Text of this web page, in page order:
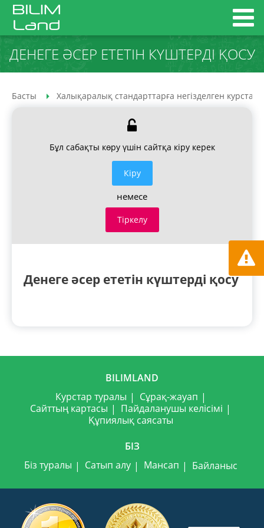
ДЕНЕГЕ ӘСЕР ЕТЕТІН КҮШТЕРДІ ҚОСУ
Басты Халықаралық стандарттарға негізделген курстар
Бұл сабақты көру үшін сайтқа кіру керек
Кiру
немесе
Тіркелу
Денеге әсер ететін күштерді қосу
BILIMLAND
Курстар туралы
Сұрақ-жауап
Сайттың картасы
Пайдаланушы келісімі
Құпиялық саясаты
БІЗ
Біз туралы
Сатып алу Мансап Байланыс